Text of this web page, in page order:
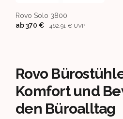
Rovo Solo 3800
ab370 € 462,91 € UVP
Rovo
Komfort und
den Büroalltag